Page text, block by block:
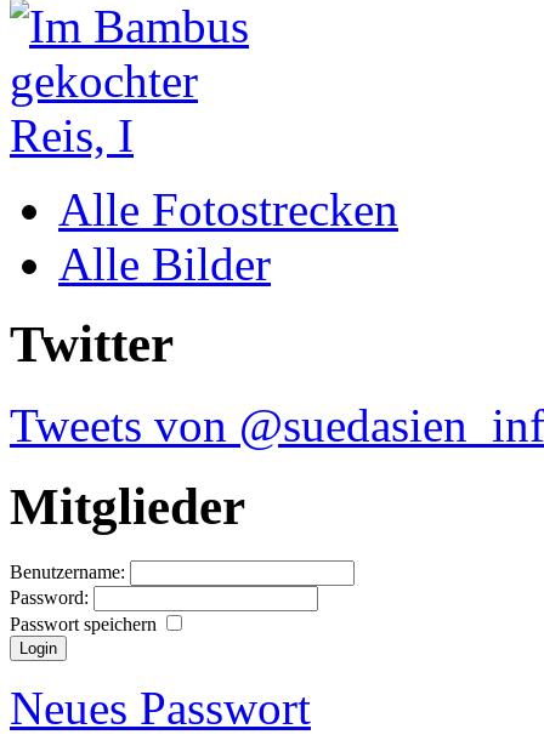
Alle Fotostrecken
Alle Bilder
Twitter
Tweets von
Mitglieder
Benutzername:
Password:
Passwort speichern
Neues Passwort